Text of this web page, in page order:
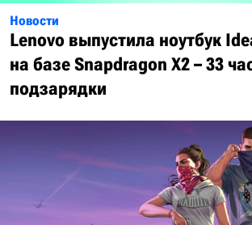
Новости
Lenovo выпустила ноутбук
на базе Snapdragon X2 – 33
подзарядки